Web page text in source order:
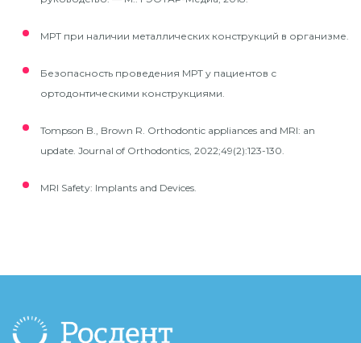
МРТ при наличии металлических конструкций в организме.
Безопасность проведения МРТ у пациентов с
ортодонтическими конструкциями.
Tompson B., Brown R. Orthodontic appliances and MRI: an
update. Journal of Orthodontics, 2022;49(2):123-130.
MRI Safety: Implants and Devices.